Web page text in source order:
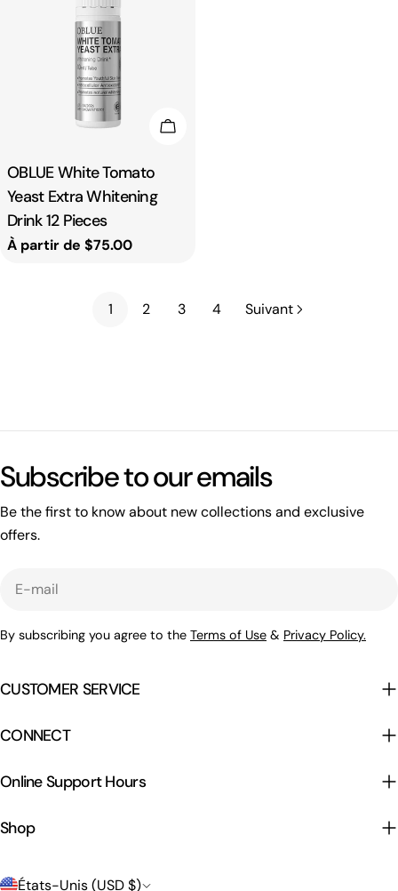
Choisissez Les Options
Taper:
OBLUE White Tomato
Yeast Extra Whitening
Drink 12 Pieces
Prix
À partir de $75.00
1 2 3 4 Suivant
CUSTOMER SERVICE
CONNECT
Online Support Hours
Shop
Subscribe to our emails
Be the first to know about new collections and exclusive
offers.
By subscribing you agree to the Terms of Use & Privacy Policy.
États-Unis (USD $)